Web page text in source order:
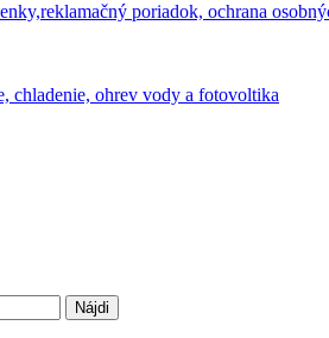
poriadok, ochrana
a fotovoltika